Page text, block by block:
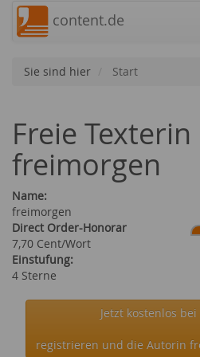
content.de
Sie sind hier Start
Freie Texterin
freimorgen
Name:
freimorgen
Direct Order-Honorar
7,70 Cent/Wort
Einstufung:
4 Sterne
Jetzt kostenlos
registrieren und die Autorin